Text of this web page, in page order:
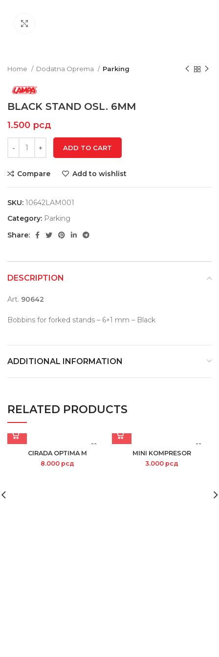
Home Dodatna Oprema Parking
BLACK STAND OSL. 6MM
1.500 рсд
ADD TO CART
Compare Add to wishlist
SKU: 10642LAM001
Category: Parking
Share:
DESCRIPTION
Art. 90642
Bobbins for forked stands – 6×1 mm – Black
ADDITIONAL INFORMATION
RELATED PRODUCTS
CIRADA OPTIMA M
8.000 рсд
MINI KOMPRESOR
3.000 рсд